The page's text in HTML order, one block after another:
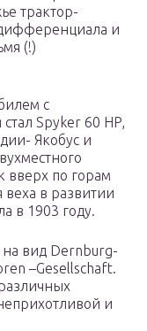
трактор-
и
(!)
с
Spyker 60 HP,
Якобус и
вверх по горам
веха в развитии
в 1903 году.
вид Dernburg-
–Gesellschaft.
и